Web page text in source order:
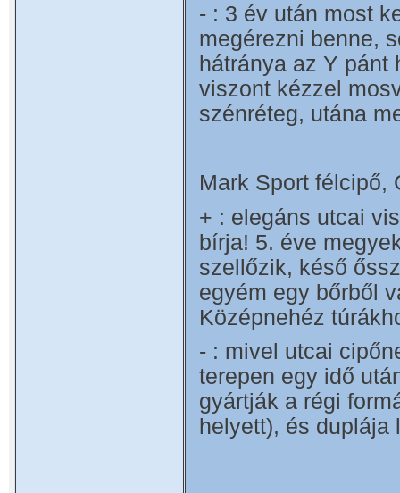
- : 3 év után most
megérezni benne,
hátránya az Y pánt
viszont kézzel
szénréteg, utána
Mark Sport félcipő,
+ : elegáns utcai
bírja! 5. éve
szellőzik, késő
egyém egy bőrből
Középnehéz
- : mivel utcai
terepen egy idő
gyártják a régi
helyett), és duplája